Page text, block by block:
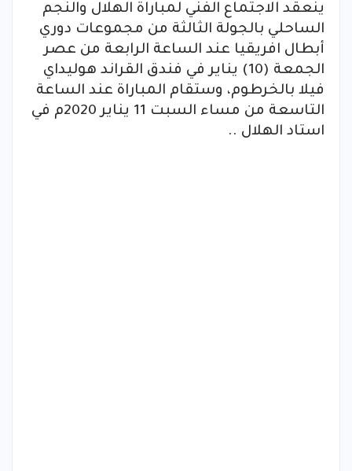
ينعقد الاجتماع الفني لمباراة الهلال والنجم
الساحلي بالجولة الثالثة من مجموعات دوري
أبطال افريقيا عند الساعة الرابعة من عصر
الجمعة (10) يناير في فندق القراند هوليداي
فيلا بالخرطوم، وستقام المباراة عند الساعة
التاسعة من مساء السبت 11 يناير 2020م في
استاد الهلال ..